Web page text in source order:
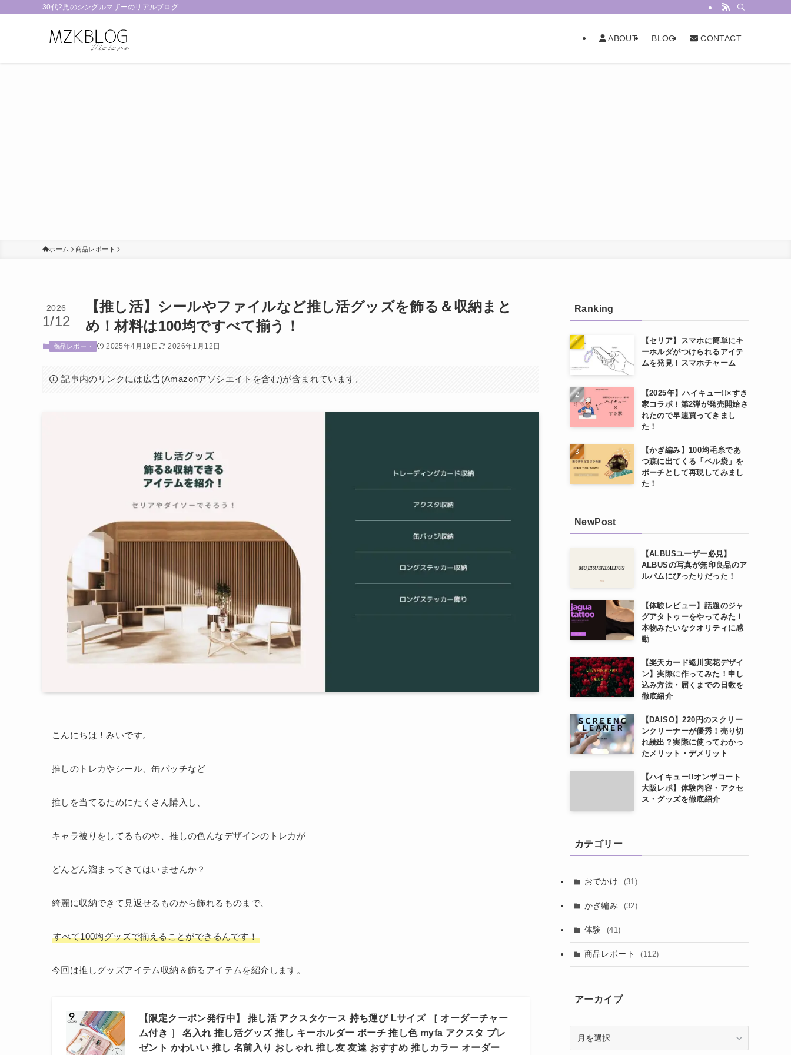
30代2児のシングルマザーのリアルブログ
ABOUT BLOG CONTACT
ホーム 商品レポート
【推し活】シールやファイルなど推し活グッズを飾る＆収納まと
め！材料は100均ですべて揃う！
2026
1/12
商品レポート 2025年4月19日 2026年1月12日
記事内のリンクには広告(Amazonアソシエイトを含む)が含まれています。
こんにちは！みいです。
推しのトレカやシール、缶バッチなど
推しを当てるためにたくさん購入し、
キャラ被りをしてるものや、推しの色んなデザインのトレカが
どんどん溜まってきてはいませんか？
綺麗に収納できて見返せるものから飾れるものまで、
すべて100均グッズで揃えることができるんです！
今回は推しグッズアイテム収納＆飾るアイテムを紹介します。
【限定クーポン発行中】 推し活 アクスタケース 持ち運び Lサイズ ［ オーダーチャー
ム付き ］ 名入れ 推し活グッズ 推し キーホルダー ポーチ 推し色 myfa アクスタ プレ
ゼント かわいい 推し 名前入り おしゃれ 推し友 友達 おすすめ 推しカラー オーダー
Ranking
【セリア】スマホに簡単にキ
ーホルダがつけられるアイテ
ムを発見！スマホチャーム
【2025年】ハイキュー!!×すき
家コラボ！第2弾が発売開始さ
れたので早速買ってきまし
た！
【かぎ編み】100均毛糸であ
つ森に出てくる「ベル袋」を
ポーチとして再現してみまし
た！
NewPost
【ALBUSユーザー必見】
ALBUSの写真が無印良品のア
ルバムにぴったりだった！
【体験レビュー】話題のジャ
グアタトゥーをやってみた！
本物みたいなクオリティに感
動
【楽天カード蜷川実花デザイ
ン】実際に作ってみた！申し
込み方法・届くまでの日数を
徹底紹介
【DAISO】220円のスクリー
ンクリーナーが優秀！売り切
れ続出？実際に使ってわかっ
たメリット・デメリット
【ハイキュー!!オンザコート
大阪レポ】体験内容・アクセ
ス・グッズを徹底紹介
カテゴリー
おでかけ (31)
かぎ編み (32)
体験 (41)
商品レポート (112)
アーカイブ